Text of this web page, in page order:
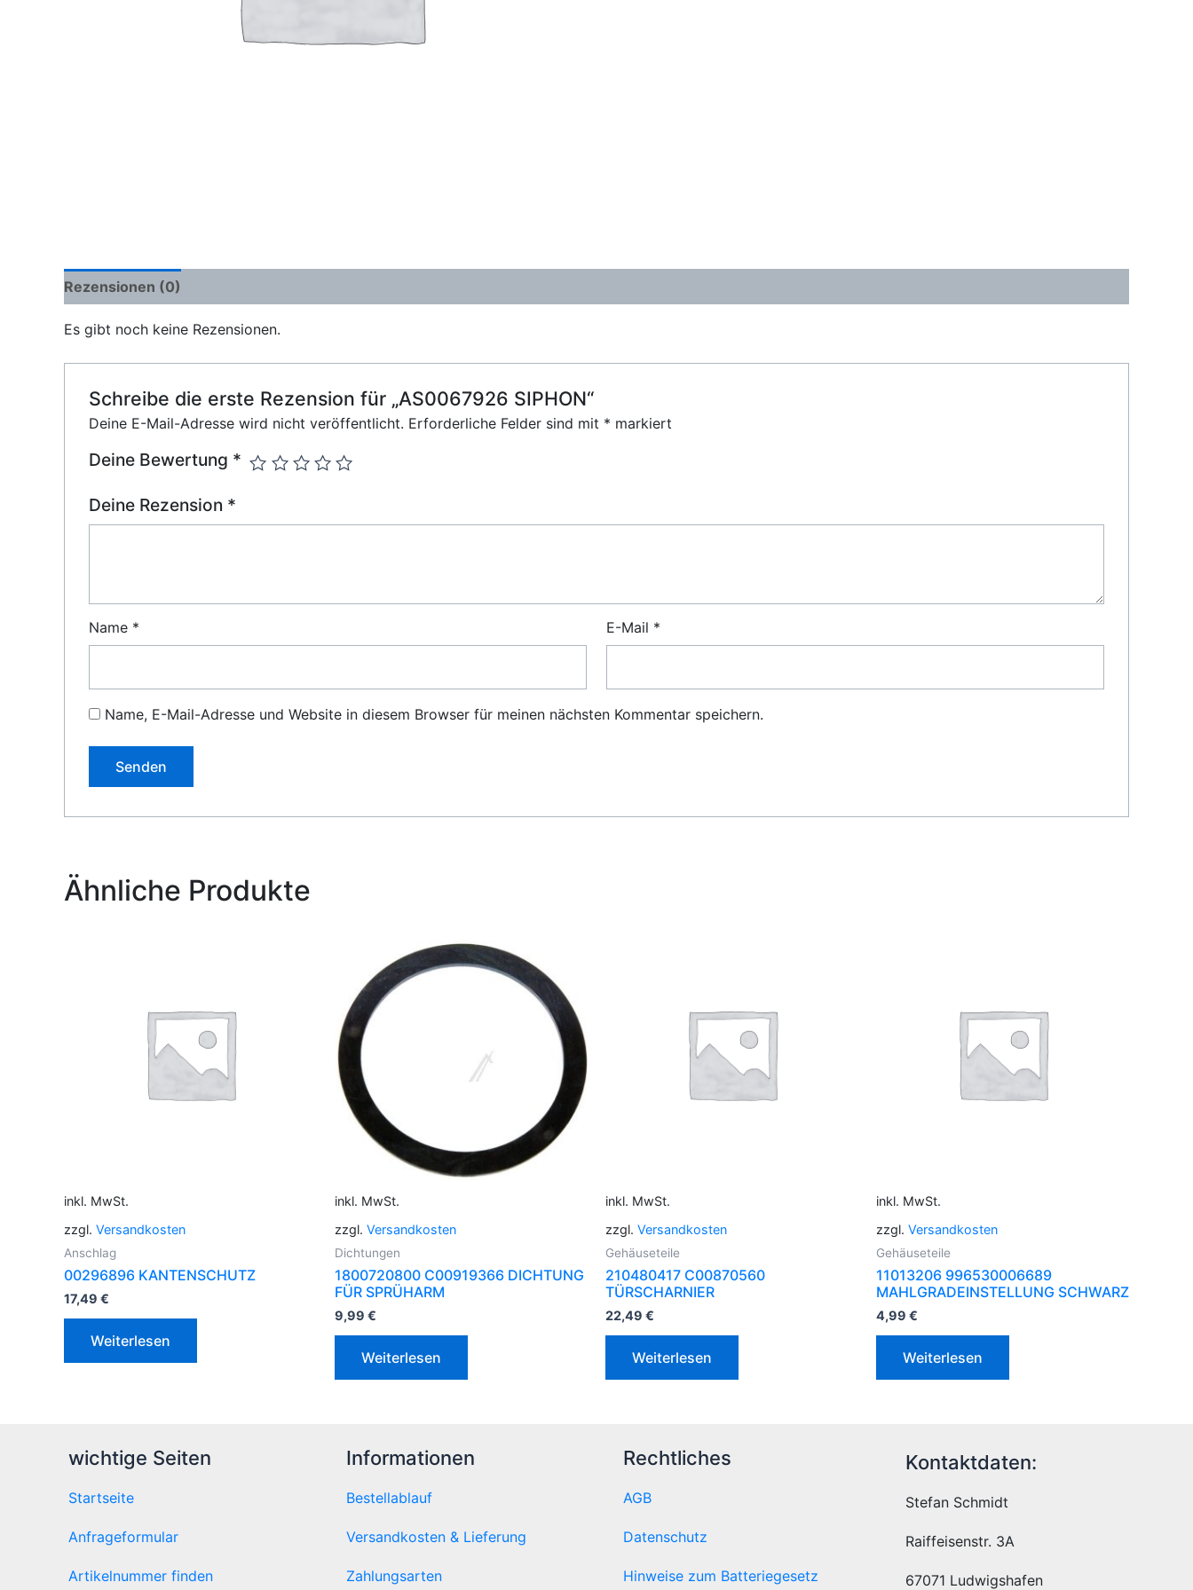
Rezensionen (0)
Es gibt noch keine Rezensionen.
Schreibe die erste Rezension für „AS0067926 SIPHON“
Deine E-Mail-Adresse wird nicht veröffentlicht. Erforderliche Felder sind mit * markiert
Deine Bewertung *
Deine Rezension *
Name * E-Mail *
Name, E-Mail-Adresse und Website in diesem Browser für meinen nächsten Kommentar speichern.
Ähnliche Produkte
inkl. MwSt.
zzgl. Versandkosten
Anschlag
00296896 KANTENSCHUTZ
17,49 €
Weiterlesen
inkl. MwSt.
zzgl. Versandkosten
Dichtungen
1800720800 C00919366 DICHTUNG
FÜR SPRÜHARM
9,99 €
Weiterlesen
inkl. MwSt.
zzgl. Versandkosten
Gehäuseteile
210480417 C00870560
TÜRSCHARNIER
22,49 €
Weiterlesen
inkl. MwSt.
zzgl. Versandkosten
Gehäuseteile
11013206 996530006689
MAHLGRADEINSTELLUNG SCHWARZ
4,99 €
Weiterlesen
wichtige Seiten
Startseite
Anfrageformular
Artikelnummer finden
Informationen
Bestellablauf
Versandkosten & Lieferung
Zahlungsarten
Rechtliches
AGB
Datenschutz
Hinweise zum Batteriegesetz
Kontaktdaten:
Stefan Schmidt
Raiffeisenstr. 3A
67071 Ludwigshafen